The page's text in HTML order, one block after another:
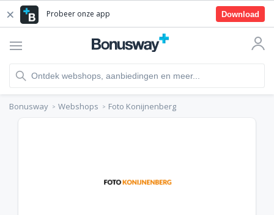
Probeer onze app Download
Bonusway Webshops Foto Konijnenberg